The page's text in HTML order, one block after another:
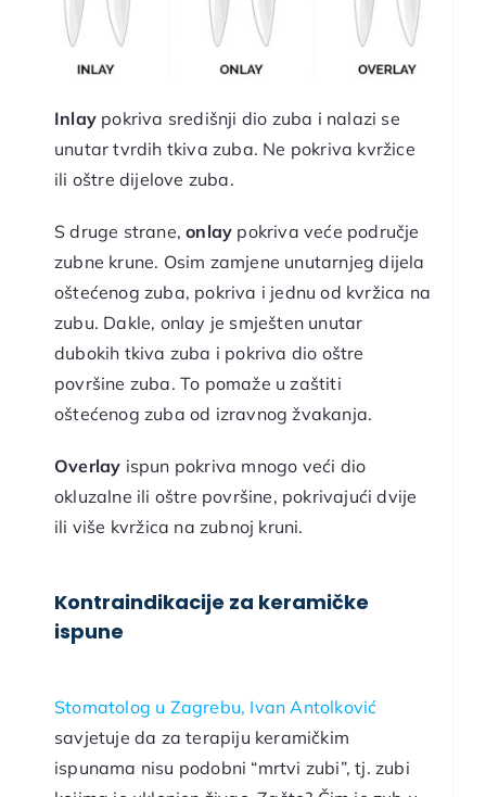
Inlaypokriva središnji dio zuba i nalazi se
unutar tvrdih tkiva zuba. Ne pokriva kvržice
ili oštre dijelove zuba.
S druge strane,onlay pokriva veće područje
zubne krune. Osim zamjene unutarnjeg dijela
oštećenog zuba, pokriva i jednu od kvržica na
zubu. Dakle, onlay je smješten unutar
dubokih tkiva zuba i pokriva dio oštre
površine zuba. To pomaže u zaštiti
oštećenog zuba od izravnog žvakanja.
Overlay ispun pokriva mnogo veći dio
okluzalne ili oštre površine, pokrivajući dvije
ili više kvržica na zubnoj kruni.
Kontraindikacije za keramičke
ispune
Stomatolog u Zagrebu, Ivan Antolković
savjetuje da za terapiju keramičkim
ispunama nisu podobni “mrtvi zubi”, tj. zubi